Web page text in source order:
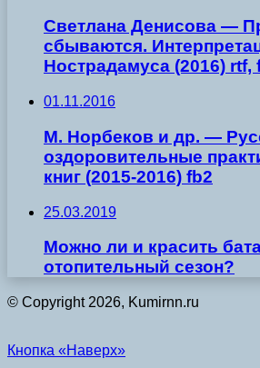
Светлана Денисова —
сбываются.
Нострадамуса (2016) rtf,
01.11.2016
М. Норбеков и др. —
оздоровительные
книг (2015-2016) fb2
25.03.2019
Можно ли и красить
отопительный сезон?
© Copyright 2026, Kumirnn.ru
Кнопка «Наверх»